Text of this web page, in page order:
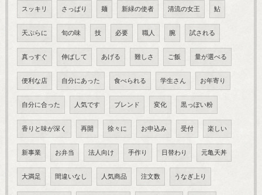
スッキリ さっぱり 麺 新緑の使者 清流の女王 鮎
天ぷらに 旬の味 技 必要 職人 腕 試される
真っすぐ 伸ばして あげる 難しさ ご飯 量が選べる
便利な店 自分にあった 食べられる 学生さん お年寄り
自分に合った 人気です ブレンド 変化 黒っぽい粉
香りと味が深く 再開 徐々に お申込み 受付 楽しい
新事業 お弁当 法人向け 手作り 日替わり 元亀天丼
大満足 間違いなし 人気商品 注文数 うなぎ上り